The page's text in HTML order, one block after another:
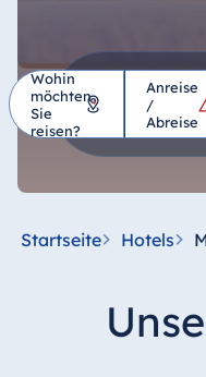
Wohin
möchten
Sie
reisen?
*
Hotel
Homburg
Hotel Bad
Wildungen
Anreise
/
Abreise
Startseite Hotels